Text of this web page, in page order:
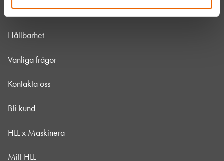
Om HLL
Hållbarhet
Vanliga frågor
Kontakta oss
Bli kund
HLL x Maskinera
Mitt HLL